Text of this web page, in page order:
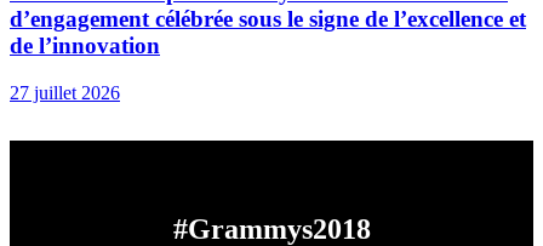
d’engagement célébrée sous le signe de l’excellence et
de l’innovation
27 juillet 2026
#Grammys2018